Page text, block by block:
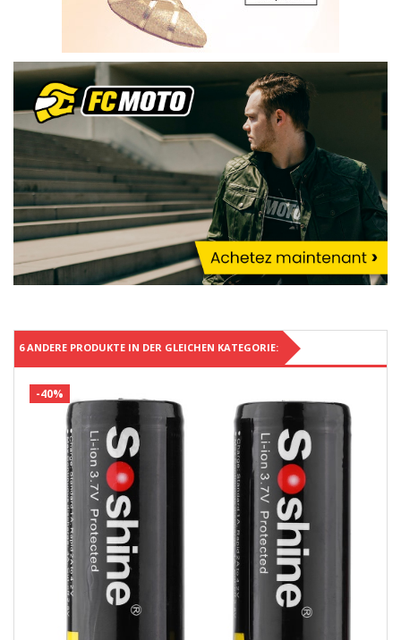
6 ANDERE PRODUKTE IN DER GLEICHEN KATEGORIE:
-40%